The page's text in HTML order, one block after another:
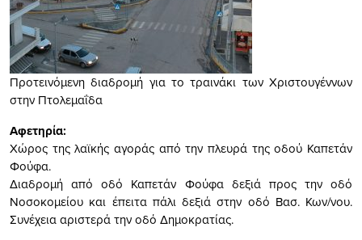
Προτεινόμενη διαδρομή για το τραινάκι των Χριστουγέννων
στην Πτολεμαΐδα
Αφετηρία:
Χώρος της λαϊκής αγοράς από την πλευρά της οδού Καπετάν
Φούφα.
Διαδρομή από οδό Καπετάν Φούφα δεξιά προς την οδό
Νοσοκομείου και έπειτα πάλι δεξιά στην οδό Βασ. Κων/νου.
Συνέχεια αριστερά την οδό Δημοκρατίας.